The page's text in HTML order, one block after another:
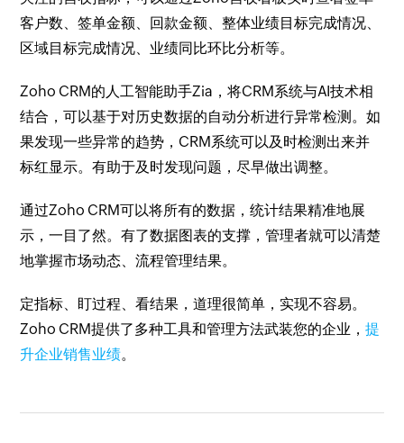
客户数、签单金额、回款金额、整体业绩目标完成情况、
区域目标完成情况、业绩同比环比分析等。
Zoho CRM的人工智能助手Zia，将CRM系统与AI技术相
结合，可以基于对历史数据的自动分析进行异常检测。如
果发现一些异常的趋势，CRM系统可以及时检测出来并
标红显示。有助于及时发现问题，尽早做出调整。
通过Zoho CRM可以将所有的数据，统计结果精准地展
示，一目了然。有了数据图表的支撑，管理者就可以清楚
地掌握市场动态、流程管理结果。
定指标、盯过程、看结果，道理很简单，实现不容易。
Zoho CRM提供了多种工具和管理方法武装您的企业，提
升企业销售业绩。